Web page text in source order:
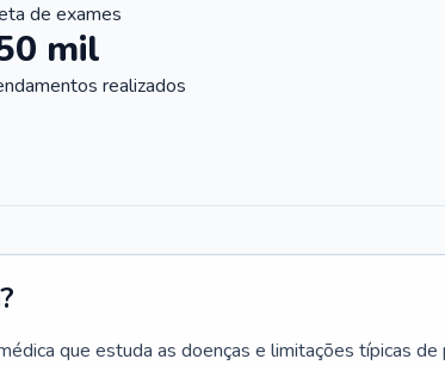
de exames
mil
realizados
que estuda as doenças e limitações típicas de